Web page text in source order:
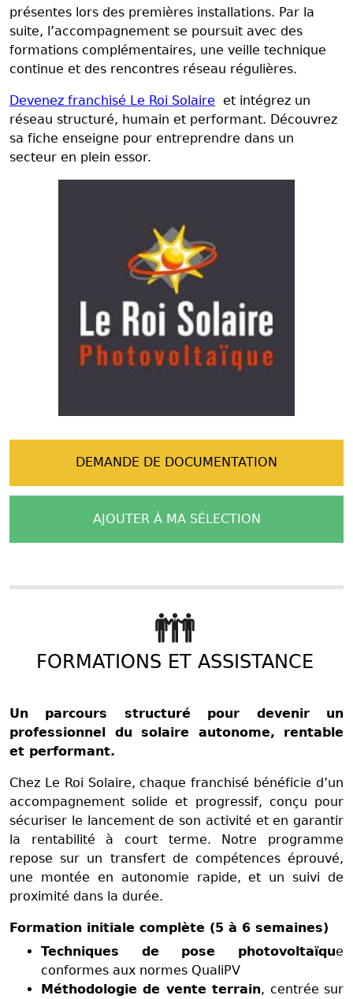
présentes lors des premières installations. Par la
suite, l’accompagnement se poursuit avec des
formations complémentaires, une veille technique
continue et des rencontres réseau régulières.
Devenez franchisé Le Roi Solaire et intégrez un
réseau structuré, humain et performant. Découvrez
sa fiche enseigne pour entreprendre dans un
secteur en plein essor.
DEMANDE DE DOCUMENTATION
AJOUTER À MA SÉLECTION
FORMATIONS ET ASSISTANCE
Un parcours structuré pour devenir un
professionnel du solaire autonome, rentable
et performant.
Chez Le Roi Solaire, chaque franchisé bénéficie d’un
accompagnement solide et progressif, conçu pour
sécuriser le lancement de son activité et en garantir
la rentabilité à court terme. Notre programme
repose sur un transfert de compétences éprouvé,
une montée en autonomie rapide, et un suivi de
proximité dans la durée.
Formation initiale complète (5 à 6 semaines)
Techniques de pose photovoltaïque
conformes aux normes QualiPV
Méthodologie de vente terrain, centrée sur